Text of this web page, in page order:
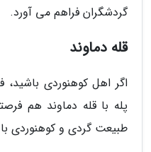
گردشگران فراهم می آورد.
قله دماوند
اگر اهل کوهنوردی
پله با قله دماوند هم
طبیعت گردی و کوهنوردی